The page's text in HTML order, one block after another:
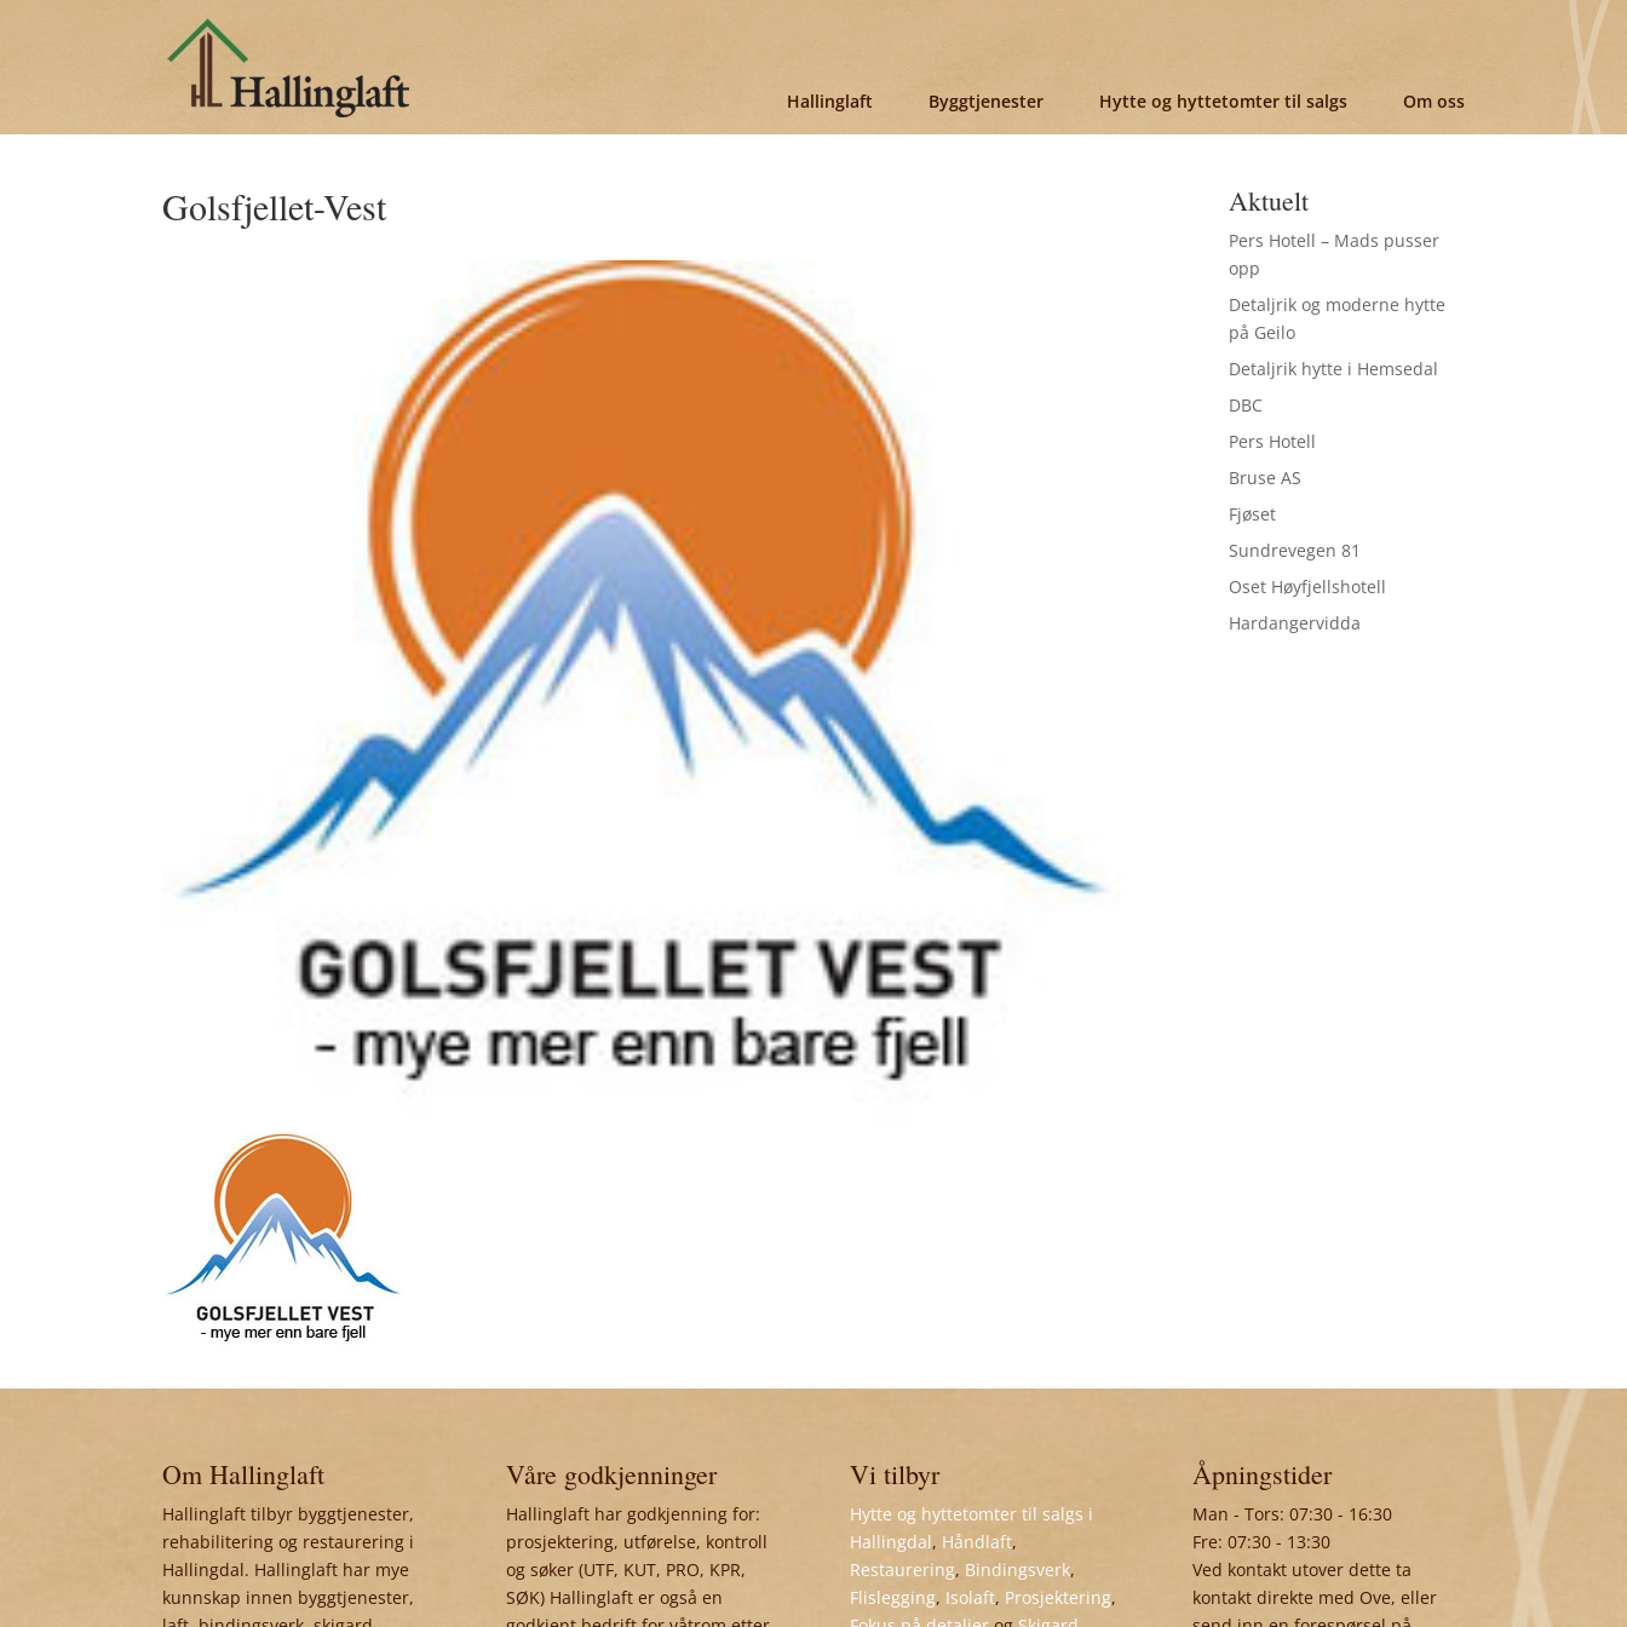
Hallinglaft Byggtjenester Hytte og hyttetomter til salgs Om oss
Golsfjellet-Vest Aktuelt
Pers Hotell – Mads pusser
opp
Detaljrik og moderne hytte
på Geilo
Detaljrik hytte i Hemsedal
DBC
Pers Hotell
Bruse AS
Fjøset
Sundrevegen 81
Oset Høyfjellshotell
Hardangervidda
Om Hallinglaft
Hallinglaft tilbyr byggtjenester,
rehabilitering og restaurering i
Hallingdal. Hallinglaft har mye
kunnskap innen byggtjenester,
Våre godkjenninger
Hallinglaft har godkjenning for:
prosjektering, utførelse, kontroll
og søker (UTF, KUT, PRO, KPR,
SØK) Hallinglaft er også en
Vi tilbyr
Hytte og hyttetomter til salgs i
Hallingdal, Håndlaft,
Restaurering, Bindingsverk,
Flislegging, Isolaft, Prosjektering,
Åpningstider
Man - Tors: 07:30 - 16:30
Fre: 07:30 - 13:30
Ved kontakt utover dette ta
kontakt direkte med Ove, eller